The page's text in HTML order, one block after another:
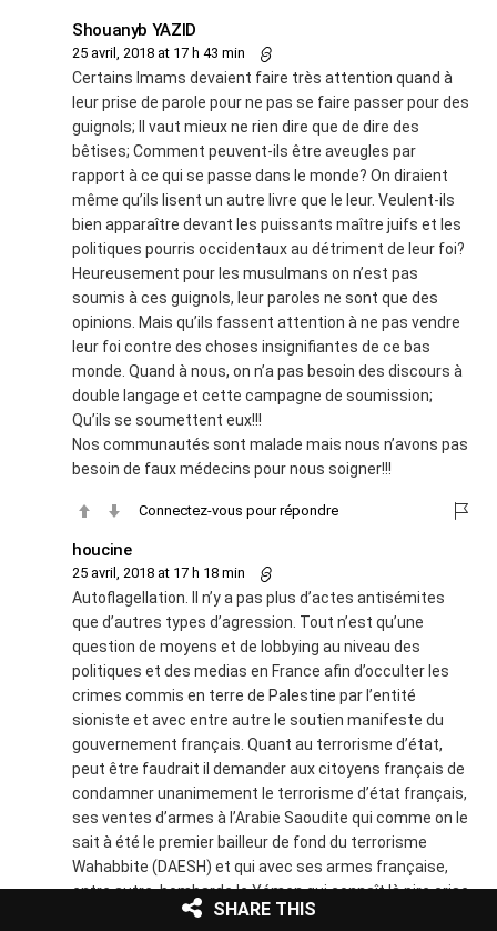
Shouanyb YAZID
25 avril, 2018 at 17 h 43 min
Certains Imams devaient faire très attention quand à
leur prise de parole pour ne pas se faire passer pour des
guignols; Il vaut mieux ne rien dire que de dire des
bêtises; Comment peuvent-ils être aveugles par
rapport à ce qui se passe dans le monde? On diraient
même qu’ils lisent un autre livre que le leur. Veulent-ils
bien apparaître devant les puissants maître juifs et les
politiques pourris occidentaux au détriment de leur foi?
Heureusement pour les musulmans on n’est pas
soumis à ces guignols, leur paroles ne sont que des
opinions. Mais qu’ils fassent attention à ne pas vendre
leur foi contre des choses insignifiantes de ce bas
monde. Quand à nous, on n’a pas besoin des discours à
double langage et cette campagne de soumission;
Qu’ils se soumettent eux!!!
Nos communautés sont malade mais nous n’avons pas
besoin de faux médecins pour nous soigner!!!
Connectez-vous pour répondre
houcine
25 avril, 2018 at 17 h 18 min
Autoflagellation. Il n’y a pas plus d’actes antisémites
que d’autres types d’agression. Tout n’est qu’une
question de moyens et de lobbying au niveau des
politiques et des medias en France afin d’occulter les
crimes commis en terre de Palestine par l’entité
sioniste et avec entre autre le soutien manifeste du
gouvernement français. Quant au terrorisme d’état,
peut être faudrait il demander aux citoyens français de
condamner unanimement le terrorisme d’état français,
ses ventes d’armes à l’Arabie Saoudite qui comme on le
sait à été le premier bailleur de fond du terrorisme
Wahabbite (DAESH) et qui avec ses armes française,
entre autre, bombarde le Yémen qui connaît là pire crise
humanitaire de son histoire sans parler entre autre des
SHARE THIS